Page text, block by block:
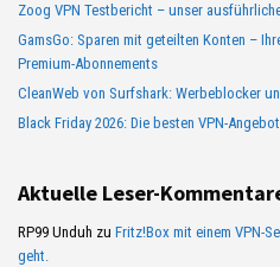
Zoog VPN Testbericht – unser
GamsGo: Sparen mit geteilten Konten –
Premium-Abonnements
CleanWeb von Surfshark: Werbeblocker
Black Friday 2026: Die besten VPN-
Aktuelle Leser-
RP99 Unduh zu Fritz!Box mit einem VPN-
geht.